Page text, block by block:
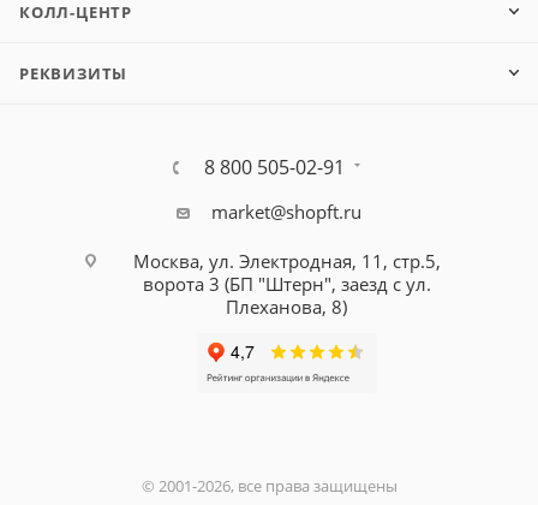
КОЛЛ-ЦЕНТР
РЕКВИЗИТЫ
8 800 505-02-91
market@shopft.ru
Москва, ул. Электродная, 11, стр.5,
ворота 3 (БП "Штерн", заезд с ул.
Плеханова, 8)
© 2001-2026, все права защищены